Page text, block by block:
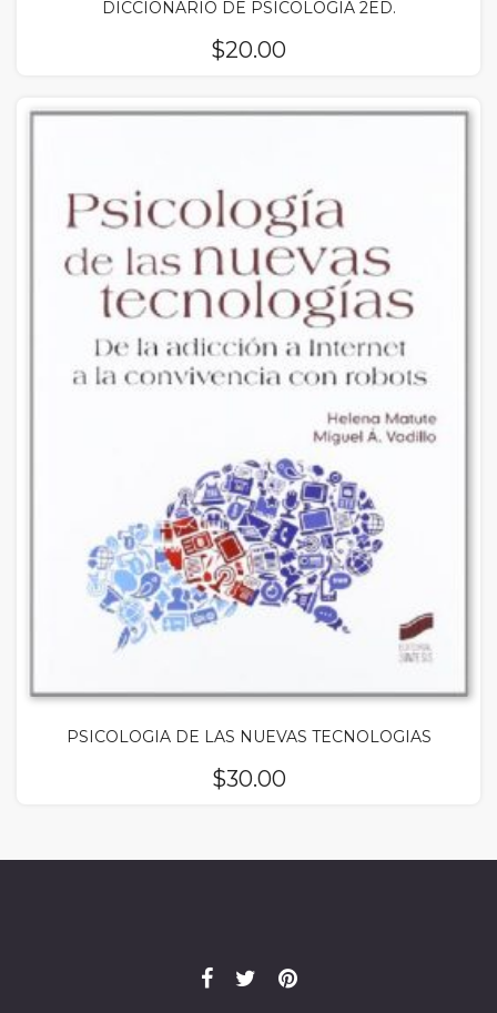
DICCIONARIO DE PSICOLOGIA 2ED.
$20.00
PSICOLOGIA DE LAS NUEVAS TECNOLOGIAS
$30.00